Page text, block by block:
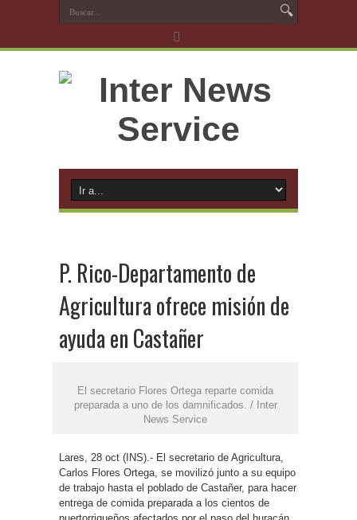
P. Rico-Departamento de
Agricultura ofrece misión de
ayuda en Castañer
El secretario Flores Ortega reparte comida
preparada a uno de los damnificados. / Inter
News Service
Lares, 28 oct (INS).- El secretario de Agricultura,
Carlos Flores Ortega, se movilizó junto a su equipo
de trabajo hasta el poblado de Castañer, para hacer
entrega de comida preparada a los cientos de